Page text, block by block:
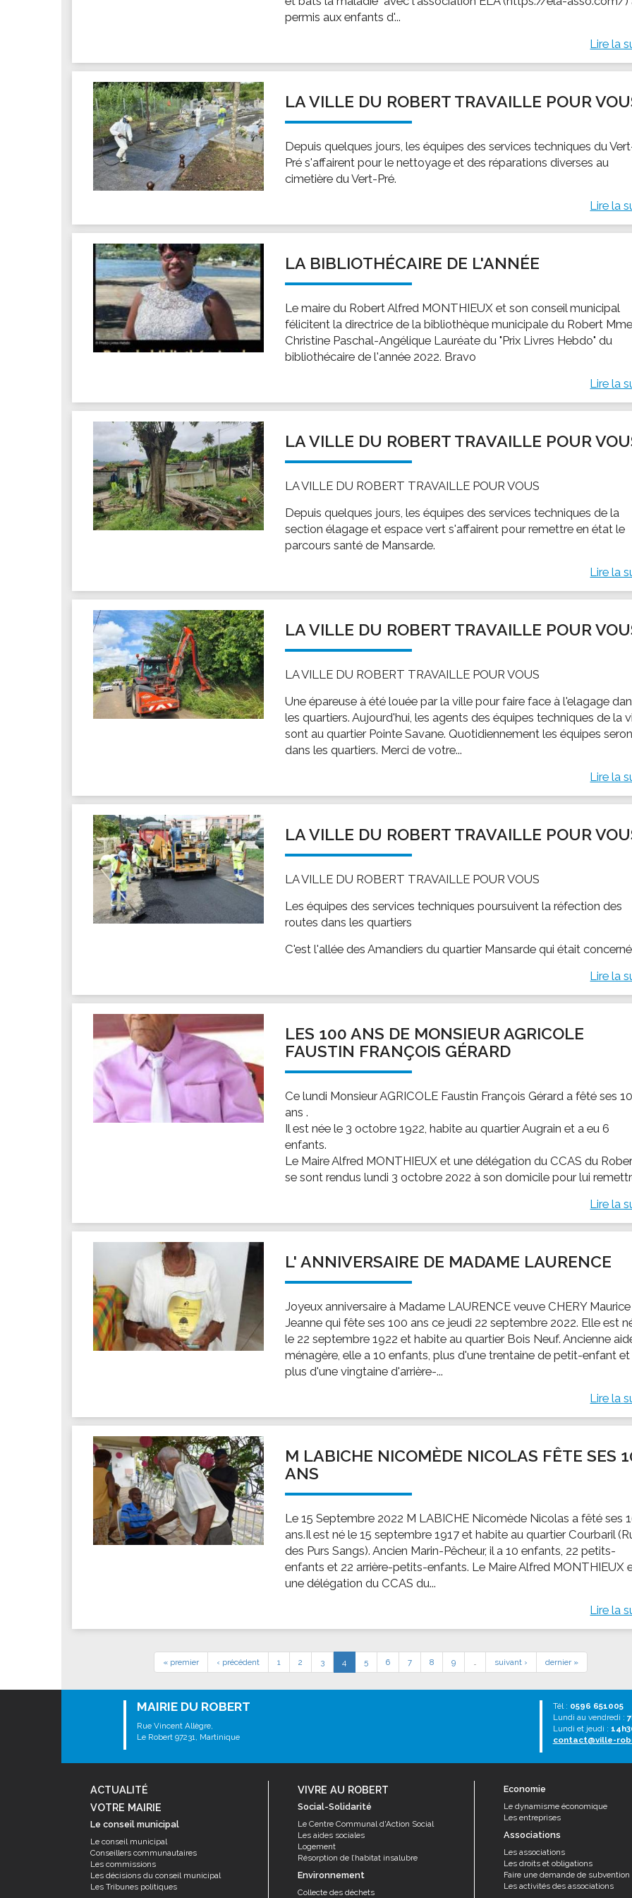
VIE PRATIQUE
Les espaces numériques
Infos baignade
Infos sargasse
Toilettes publiques
Le funéraire
Numéros d'urgence
SANTÉ
Annuaire santé
permis aux enfants d'...
Lire la
LA VILLE DU ROBERT TRAVAILLE POUR
Depuis quelques jours, les équipes des services techniques du
Pré s'affairent pour le nettoyage et des réparations diverses au
cimetière du Vert-Pré.
Lire la
LA BIBLIOTHÉCAIRE DE L'ANNÉE
Le maire du Robert Alfred MONTHIEUX et son conseil municipal
félicitent la directrice de la bibliothèque municipale du Robert Mme
Christine Paschal-Angélique Lauréate du "Prix Livres Hebdo" du
bibliothécaire de l'année 2022. Bravo
Lire la
LA VILLE DU ROBERT TRAVAILLE POUR
LA VILLE DU ROBERT TRAVAILLE POUR VOUS
Depuis quelques jours, les équipes des services techniques de la
section élagage et espace vert s'affairent pour remettre en état le
parcours santé de Mansarde.
Lire la
LA VILLE DU ROBERT TRAVAILLE POUR
LA VILLE DU ROBERT TRAVAILLE POUR VOUS
Une épareuse à été louée par la ville pour faire face à l'elagage
les quartiers. Aujourd'hui, les agents des équipes techniques de la
sont au quartier Pointe Savane. Quotidiennement les équipes
dans les quartiers. Merci de votre...
Lire la
LA VILLE DU ROBERT TRAVAILLE POUR
LA VILLE DU ROBERT TRAVAILLE POUR VOUS
Les équipes des services techniques poursuivent la réfection des
routes dans les quartiers
C'est l'allée des Amandiers du quartier Mansarde qui était
Lire la
LES 100 ANS DE MONSIEUR AGRICOLE
FAUSTIN FRANÇOIS GÉRARD
Ce lundi Monsieur AGRICOLE Faustin François Gérard a fêté ses
ans .
Il est née le 3 octobre 1922, habite au quartier Augrain et a eu 6
enfants.
Le Maire Alfred MONTHIEUX et une délégation du CCAS du
se sont rendus lundi 3 octobre 2022 à son domicile pour lui
Lire la
L' ANNIVERSAIRE DE MADAME LAURENCE
Joyeux anniversaire à Madame LAURENCE veuve CHERY Maurice
Jeanne qui fête ses 100 ans ce jeudi 22 septembre 2022. Elle est
le 22 septembre 1922 et habite au quartier Bois Neuf. Ancienne
ménagère, elle a 10 enfants, plus d'une trentaine de petit-enfant et
plus d'une vingtaine d'arrière-...
Lire la
M LABICHE NICOMÈDE NICOLAS FÊTE SES
ANS
Le 15 Septembre 2022 M LABICHE Nicomède Nicolas a fêté ses
ans.Il est né le 15 septembre 1917 et habite au quartier Courbaril
des Purs Sangs). Ancien Marin-Pêcheur, il a 10 enfants, 22 petits-
enfants et 22 arrière-petits-enfants. Le Maire Alfred MONTHIEUX
une délégation du CCAS du...
Lire la
« premier ‹ précédent 1 2 3 4 5 6 7 8 9 suivant › dernier »
MAIRIE DU ROBERT
Rue Vincent Allègre,
Le Robert 97231, Martinique
Tél : 0596 651005
Lundi au vendredi :
Lundi et jeudi :
contact@ville-
ACTUALITÉ
VOTRE MAIRIE
Le conseil municipal
Le conseil municipal
Conseillers communautaires
Les commissions
Les décisions du conseil municipal
Les Tribunes politiques
VIVRE AU ROBERT
Social-Solidarité
Le Centre Communal d'Action Social
Les aides sociales
Logement
Résorption de l’habitat insalubre
Environnement
Collecte des déchets
Economie
Le dynamisme économique
Les entreprises
Associations
Les associations
Les droits et obligations
Faire une demande de subvention
Les activités des associations